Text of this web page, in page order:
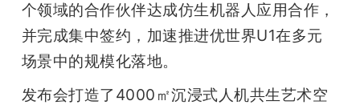
个领域的合作伙伴达成仿生机器人应用合作，
并完成集中签约，加速推进优世界U1在多元
场景中的规模化落地。
发布会打造了4000㎡沉浸式人机共生艺术空